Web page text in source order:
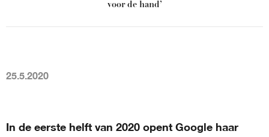
voor de hand’
25.5.2020
In de eerste helft van 2020 opent Google haar